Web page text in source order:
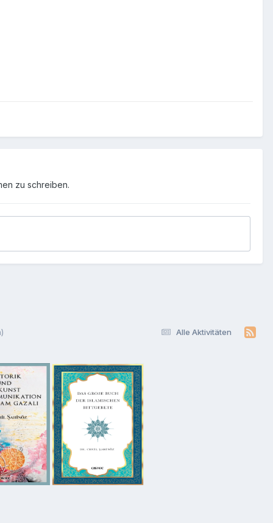
zu schreiben.
Alle Aktivitäten